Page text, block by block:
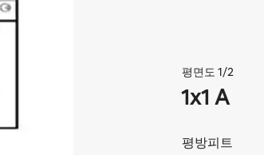
평면도 1/2
1x1 A
평방피트